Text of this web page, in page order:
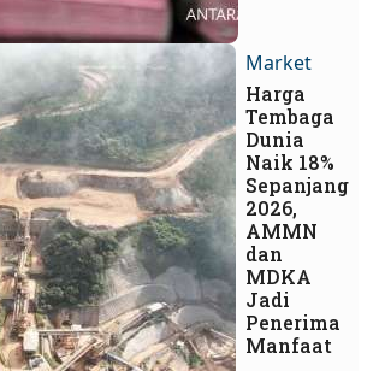
Market
Harga
Tembaga
Dunia
Naik 18%
Sepanjang
2026,
AMMN
dan
MDKA
Jadi
Penerima
Manfaat